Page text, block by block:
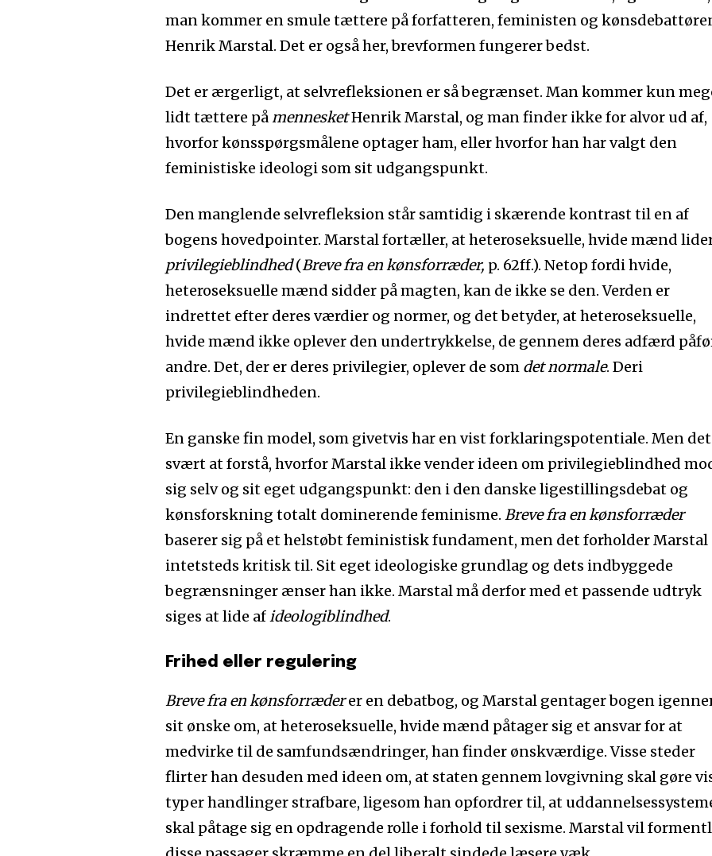
man kommer en smule tættere på forfatteren, feministen og
Henrik Marstal. Det er også her, brevformen fungerer bedst.
Det er ærgerligt, at selvrefleksionen er så begrænset. Man kommer kun
lidt tættere på mennesketHenrik Marstal, og man finder ikke for alvor ud af,
hvorfor kønsspørgsmålene optager ham, eller hvorfor han har valgt den
feministiske ideologi som sit udgangspunkt.
Den manglende selvrefleksion står samtidig i skærende kontrast til en af
bogens hovedpointer. Marstal fortæller, at heteroseksuelle, hvide mænd
privilegieblindhed(Breve fra en kønsforræder, p. 62ff.). Netop fordi hvide,
heteroseksuelle mænd sidder på magten, kan de ikke se den. Verden er
indrettet efter deres værdier og normer, og det betyder, at heteroseksuelle,
hvide mænd ikke oplever den undertrykkelse, de gennem deres adfærd
andre. Det, der er deres privilegier, oplever de som det normale. Deri
privilegieblindheden.
En ganske fin model, som givetvis har en vist forklaringspotentiale. Men
svært at forstå, hvorfor Marstal ikke vender ideen om privilegieblindhed
sig selv og sit eget udgangspunkt: den i den danske ligestillingsdebat og
kønsforskning totalt dominerende feminisme. Breve fra en kønsforræder
baserer sig på et helstøbt feministisk fundament, men det forholder Marstal
intetsteds kritisk til. Sit eget ideologiske grundlag og dets indbyggede
begrænsninger ænser han ikke. Marstal må derfor med et passende udtryk
siges at lide afideologiblindhed.
Frihed eller regulering
Breve fra en kønsforræderer en debatbog, og Marstal gentager bogen
sit ønske om, at heteroseksuelle, hvide mænd påtager sig et ansvar for at
medvirke til de samfundsændringer, han finder ønskværdige. Visse steder
flirter han desuden med ideen om, at staten gennem lovgivning skal gøre
typer handlinger strafbare, ligesom han opfordrer til, at
skal påtage sig en opdragende rolle i forhold til sexisme. Marstal vil